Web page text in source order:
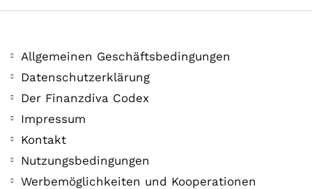
Allgemeinen Geschäftsbedingungen
Datenschutzerklärung
Der Finanzdiva Codex
Impressum
Kontakt
Nutzungsbedingungen
Werbemöglichkeiten und Kooperationen